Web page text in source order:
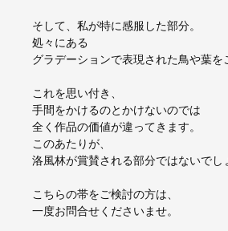
そして、私が特に感服した部分。
処々にある
グラデーションで表現された鳥や葉を
これを思い付き、
手間をかけるのとかけないのでは
全く作品の価値が違ってきます。
このあたりが、
洛風林が賞賛される部分ではないでし
こちらの帯をご検討の方は、
一度お問合せくださいませ。